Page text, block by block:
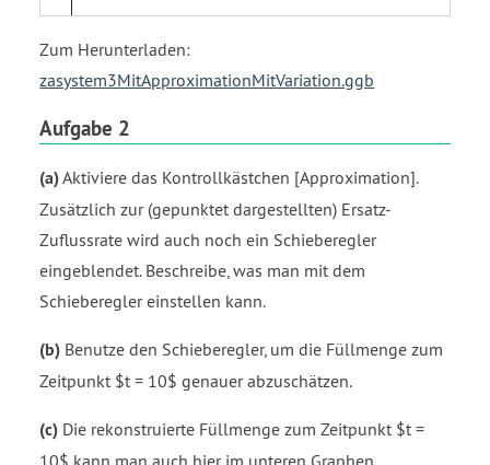
Zum Herunterladen:
zasystem3MitApproximationMitVariation.ggb
Aufgabe 2
(a)Aktiviere das Kontrollkästchen [Approximation].
Zusätzlich zur (gepunktet dargestellten) Ersatz-
Zuflussrate wird auch noch ein Schieberegler
eingeblendet. Beschreibe, was man mit dem
Schieberegler einstellen kann.
(b) Benutze den Schieberegler, um die Füllmenge zum
Zeitpunkt $t = 10$ genauer abzuschätzen.
(c) Die rekonstruierte Füllmenge zum Zeitpunkt $t =